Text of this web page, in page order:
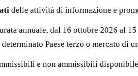
delle attività di informazione e
annuale, dal 16 ottobre 2026 al
Paese terzo o mercato di
e non ammissibili